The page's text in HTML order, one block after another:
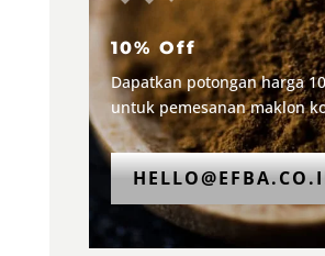
10% Off
Dapatkan potongan harga
untuk pemesanan maklon